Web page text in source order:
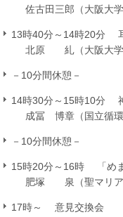
佐古田三郎（大阪大
13時40分～14時20分
北原 糺（大阪大学
－10分間休憩－
14時30分～15時10分
成冨 博章（国立循
－10分間休憩－
15時20分～16時
「
肥塚 泉（聖マリア
17時～ 意見交換会